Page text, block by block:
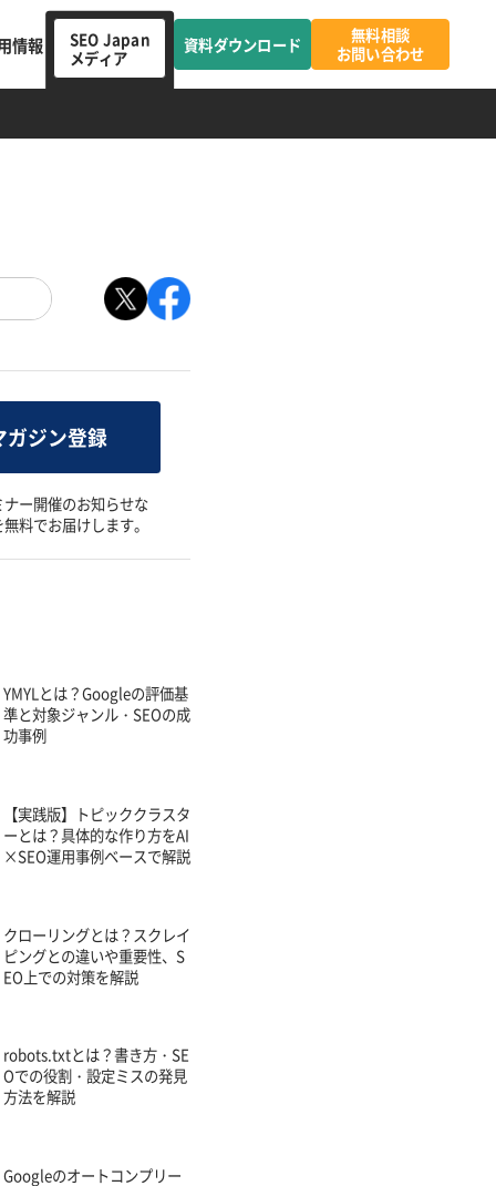
情報
SEO Japan
メディア
資料ダウンロード
無料相談
お問い合わせ
ガジン登録
ー開催のお知らせな
料でお届けします。
YMYLとは？Googleの評価基
準と対象ジャンル・SEOの成
功事例
【実践版】トピッククラスタ
ーとは？具体的な作り方をAI
×SEO運用事例ベースで解説
クローリングとは？スクレイ
ピングとの違いや重要性、S
EO上での対策を解説
robots.txtとは？書き方・SE
Oでの役割・設定ミスの発見
方法を解説
Googleのオートコンプリー